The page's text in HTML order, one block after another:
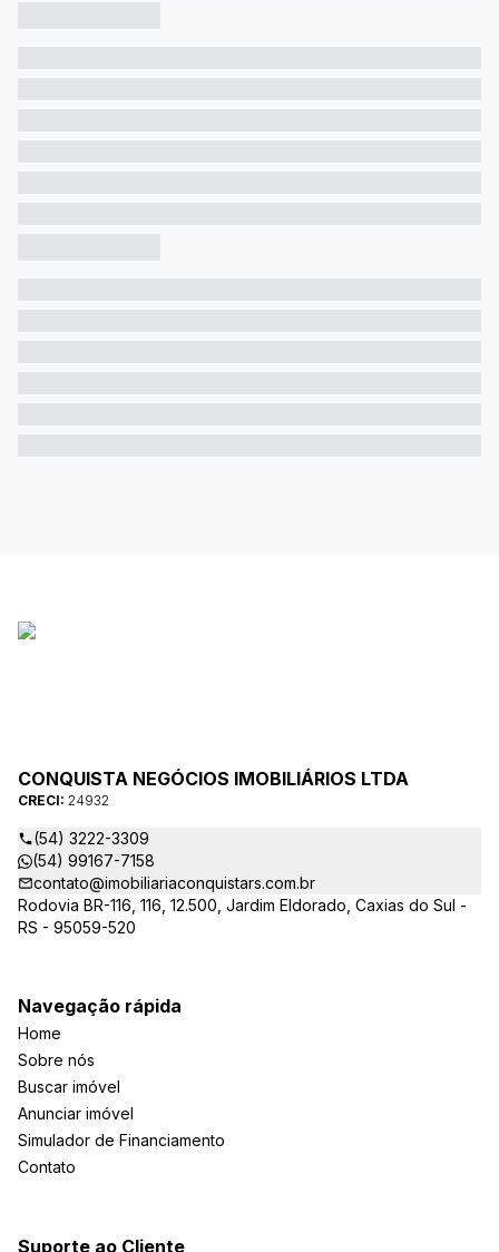
CONQUISTA NEGÓCIOS IMOBILIÁRIOS LTDA
CRECI: 24932
(54) 3222-3309
(54) 99167-7158
contato@imobiliariaconquistars.com.br
Rodovia BR-116, 116, 12.500, Jardim Eldorado, Caxias do Sul -
RS - 95059-520
Navegação rápida
Home
Sobre nós
Buscar imóvel
Anunciar imóvel
Simulador de Financiamento
Contato
Suporte ao Cliente